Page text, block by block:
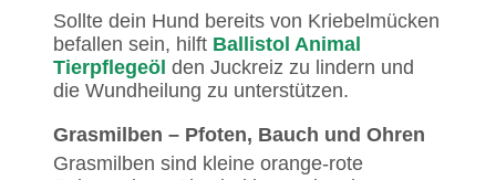
Sollte dein Hund bereits von Kriebelmücken
befallen sein, hilft Ballistol Animal
Tierpflegeöl den Juckreiz zu lindern und
die Wundheilung zu unterstützen.
Grasmilben – Pfoten, Bauch und Ohren
Grasmilben sind kleine orange-rote